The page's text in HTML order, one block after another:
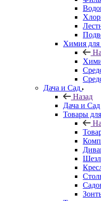
Химия для
Дача и Сад
Назад
Дача и Сад
Товары